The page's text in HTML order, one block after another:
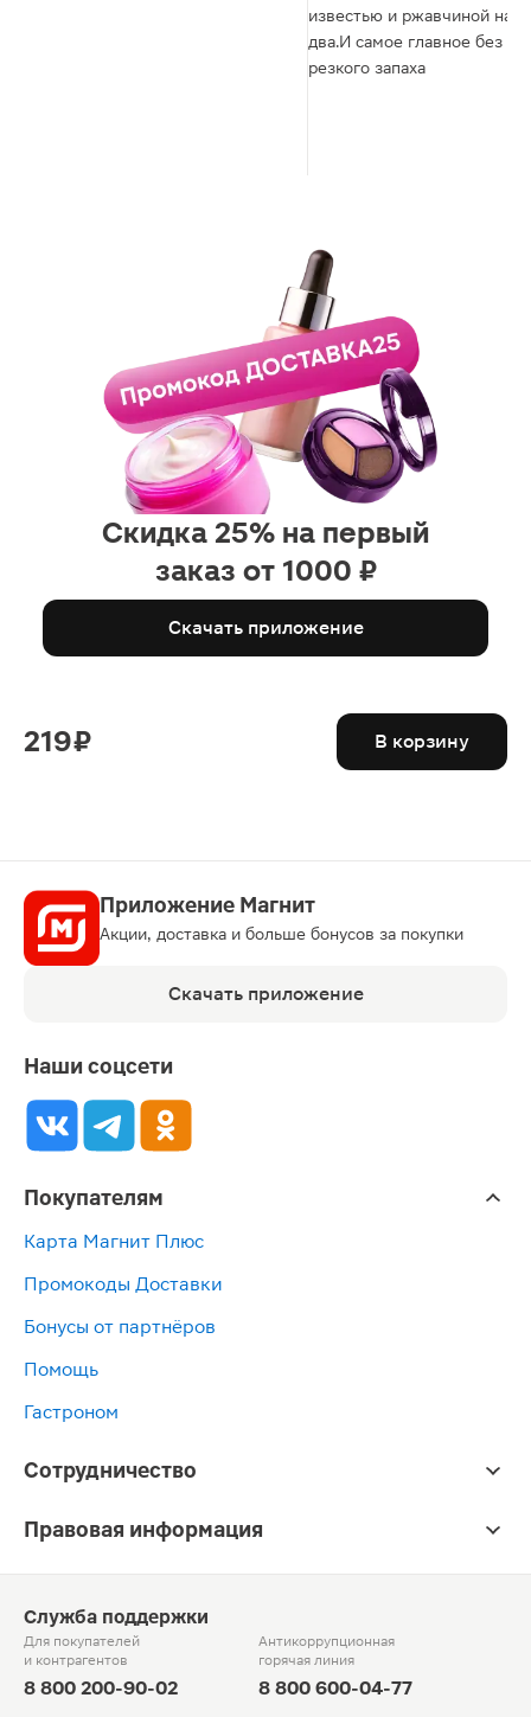
известью и ржавчиной на
два.И самое главное без
резкого запаха
Скидка 25% на первый
заказ от 1000 ₽
Скачать приложение
219 ₽ В корзину
Приложение Магнит
Акции, доставка и больше бонусов за покупки
Скачать приложение
Наши соцсети
Покупателям
Карта Магнит Плюс
Промокоды Доставки
Бонусы от партнёров
Помощь
Гастроном
Сотрудничество
Правовая информация
Служба поддержки
Для покупателей
и контрагентов
8 800 200-90-02
Антикоррупционная
горячая линия
8 800 600-04-77